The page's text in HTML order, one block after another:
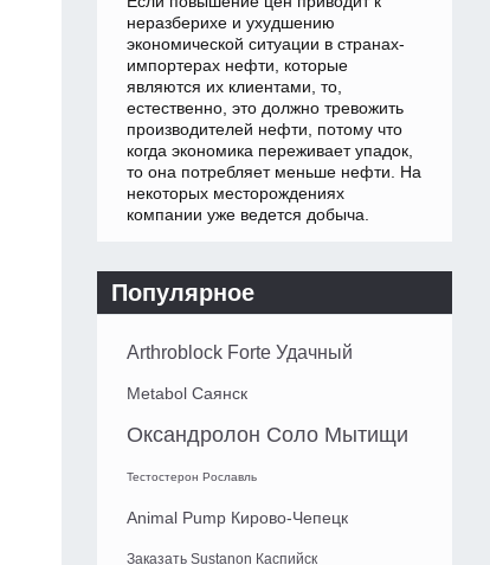
неразберихе и ухудшению
экономической ситуации в странах-
импортерах нефти, которые
являются их клиентами, то,
естественно, это должно тревожить
производителей нефти, потому что
когда экономика переживает упадок,
то она потребляет меньше нефти. На
некоторых месторождениях
компании уже ведется добыча.
Популярное
Arthroblock Forte Удачный
Metabol Саянск
Оксандролон Соло Мытищи
Тестостерон Рославль
Animal Pump Кирово-Чепецк
Заказать Sustanon Каспийск